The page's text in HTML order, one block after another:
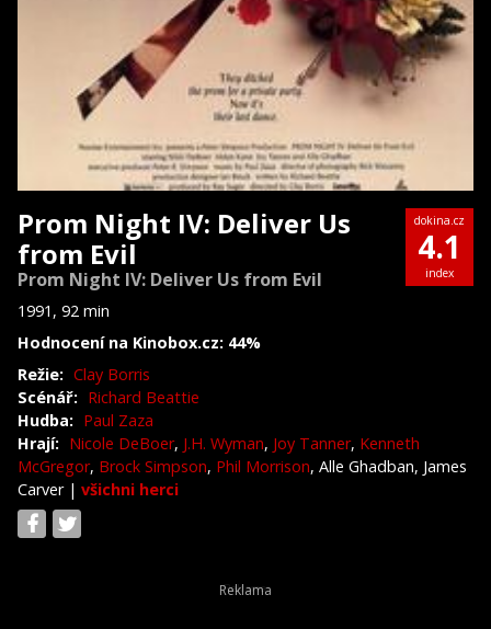
Prom Night IV: Deliver Us
from Evil
Prom Night IV: Deliver Us from Evil
1991, 92 min
Hodnocení na Kinobox.cz: 44%
dokina.cz
4.1
index
Režie: Clay Borris
Scénář: Richard Beattie
Hudba: Paul Zaza
Hrají: Nicole DeBoer, J.H. Wyman, Joy Tanner, Kenneth
McGregor, Brock Simpson, Phil Morrison, Alle Ghadban, James
Carver | všichni herci